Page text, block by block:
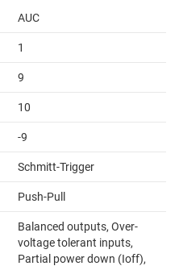
AUC
1
9
10
-9
Schmitt-Trigger
Push-Pull
Balanced outputs, Over-
voltage tolerant inputs,
Partial power down (Ioff),